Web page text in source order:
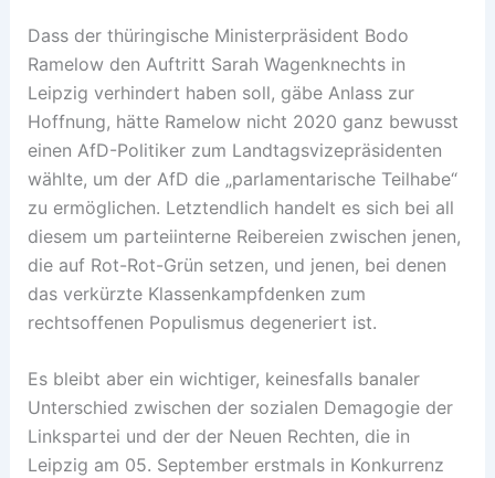
Dass der thüringische Ministerpräsident Bodo
Ramelow den Auftritt Sarah Wagenknechts in
Leipzig verhindert haben soll, gäbe Anlass zur
Hoffnung, hätte Ramelow nicht 2020 ganz bewusst
einen AfD-Politiker zum Landtagsvizepräsidenten
wählte, um der AfD die „parlamentarische Teilhabe“
zu ermöglichen. Letztendlich handelt es sich bei all
diesem um parteiinterne Reibereien zwischen jenen,
die auf Rot-Rot-Grün setzen, und jenen, bei denen
das verkürzte Klassenkampfdenken zum
rechtsoffenen Populismus degeneriert ist.
Es bleibt aber ein wichtiger, keinesfalls banaler
Unterschied zwischen der sozialen Demagogie der
Linkspartei und der der Neuen Rechten, die in
Leipzig am 05. September erstmals in Konkurrenz